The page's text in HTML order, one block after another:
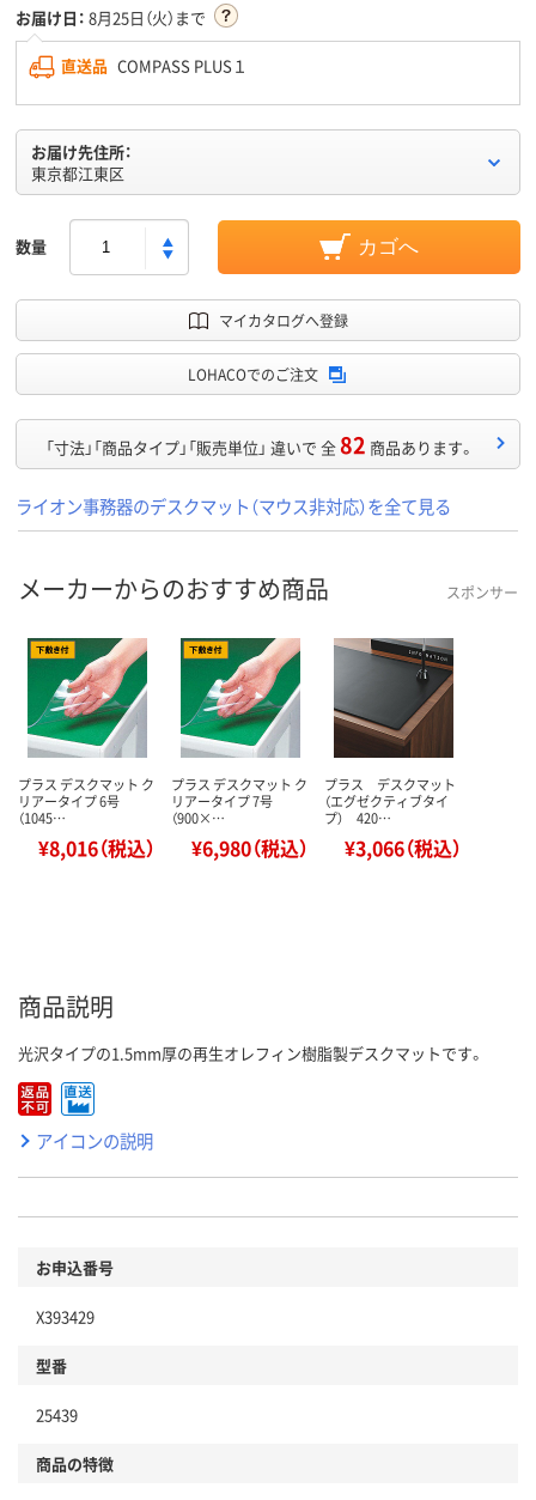
お届け日： 8月25日（火）まで
直送品 COMPASS PLUS１
お届け先住所：
東京都江東区
数量 カゴへ
マイカタログへ登録
LOHACOでのご注文
「寸法」「商品タイプ」「販売単位」 違いで 全82 商品あります。
ライオン事務器のデスクマット（マウス非対応）を全て見る
メーカーからのおすすめ商品 スポンサー
プラス デスクマット ク
リアータイプ 6号
（1045…
¥8,016（税込）
プラス デスクマット ク
リアータイプ 7号
（900×…
¥6,980（税込）
プラス デスクマット
（エグゼクティブタイ
プ） 420…
¥3,066（税込）
商品説明
光沢タイプの1.5mm厚の再生オレフィン樹脂製デスクマットです。
アイコンの説明
お申込番号
X393429
型番
25439
商品の特徴